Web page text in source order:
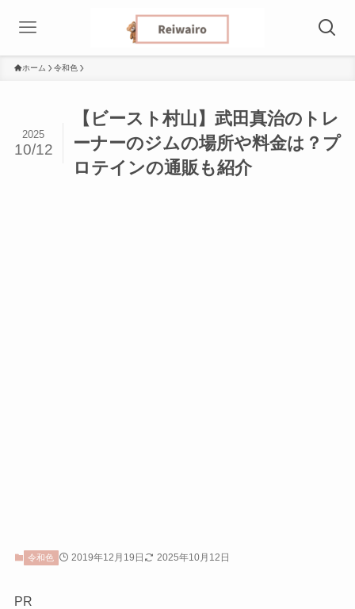
ホーム 令和色
【ビースト村山】武田真治のトレ
ーナーのジムの場所や料金は？プ
ロテインの通販も紹介
2025
10/12
令和色 2019年12月19日 2025年10月12日
PR